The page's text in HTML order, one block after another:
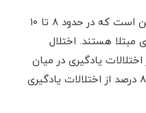
مطالعات صورت گرفته حاکی از این است که در حدود ۸ تا ۱۰
مبتلا هستند. اختلال
یادگیری در میان
کودکان شایع است به طوریکه ۸۰ درصد از اختلالات یادگیری